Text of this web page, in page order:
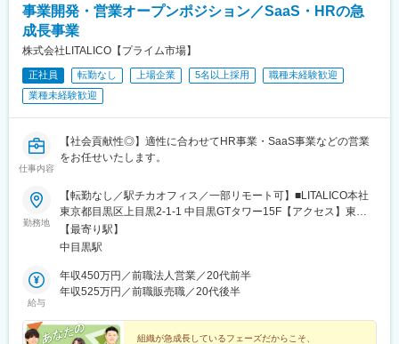
事業開発・営業オープンポジション／SaaS・HRの急
成長事業
株式会社LITALICO【プライム市場】
正社員 転勤なし 上場企業 5名以上採用
職種未経験歓迎
業種未経験歓迎
仕事内容
【社会貢献性◎】適性に合わせてHR事業・SaaS事業などの営業
をお任せいたします。
勤務地
【転勤なし／駅チカオフィス／一部リモート可】■LITALICO本社
東京都目黒区上目黒2-1-1 中目黒GTタワー15F【アクセス】東急
東横線・東京メトロ日比谷線「中目黒駅」より徒歩1分※受動喫煙
対策：屋内全面禁煙＼ 在宅勤務の併用も可★
モートは不可）。研修期間中は本社へ出社いただきますが、独り
立ち後は週1日程度の出社を目安に、個人に合わせた柔軟な働き方
定しており、カフェ等の公共スペースは対象外です。
【最寄り駅】
中目黒駅
給与
年収450万円／前職法人営業／20代前半
年収525万円／前職販売職／20代後半
組織が急成長しているフェーズだからこそ、